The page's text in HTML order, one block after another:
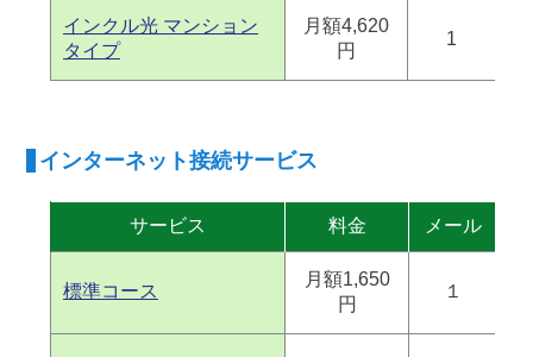
インクル光 マンション
タイプ
月額4,620
円
1
インターネット接続サービス
サービス 料金 メール
標準コース
月額1,650
円
１